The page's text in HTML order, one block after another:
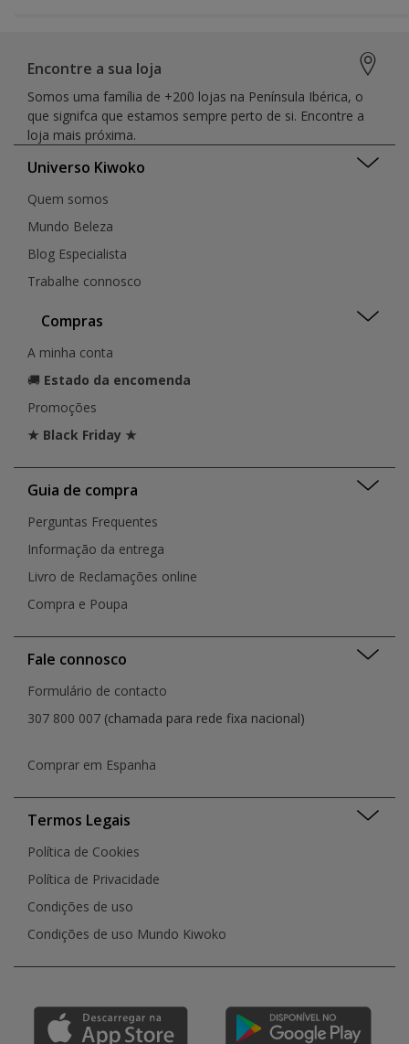
Encontre a sua loja
Somos uma família de +200 lojas na Península Ibérica, o
que signifca que estamos sempre perto de si. Encontre a
loja mais próxima.
Universo Kiwoko
Quem somos
Mundo Beleza
Blog Especialista
Trabalhe connosco
Compras
A minha conta
🚚 Estado da encomenda
Promoções
★ Black Friday ★
Guia de compra
Perguntas Frequentes
Informação da entrega
Livro de Reclamações online
Compra e Poupa
Fale connosco
Formulário de contacto
307 800 007 (chamada para rede fixa nacional)
Comprar em Espanha
Termos Legais
Política de Cookies
Política de Privacidade
Condições de uso
Condições de uso Mundo Kiwoko